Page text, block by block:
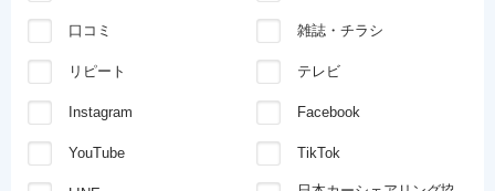
口コミ 雑誌・チラシ
リピート テレビ
Instagram Facebook
YouTube TikTok